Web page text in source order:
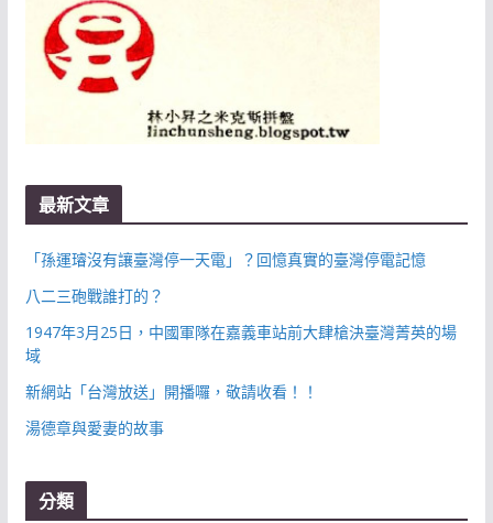
最新文章
「孫運璿沒有讓臺灣停一天電」？回憶真實的臺灣停電記憶
八二三砲戰誰打的？
1947年3月25日，中國軍隊在嘉義車站前大肆槍決臺灣菁英的場
域
新網站「台灣放送」開播囉，敬請收看！！
湯德章與愛妻的故事
分類